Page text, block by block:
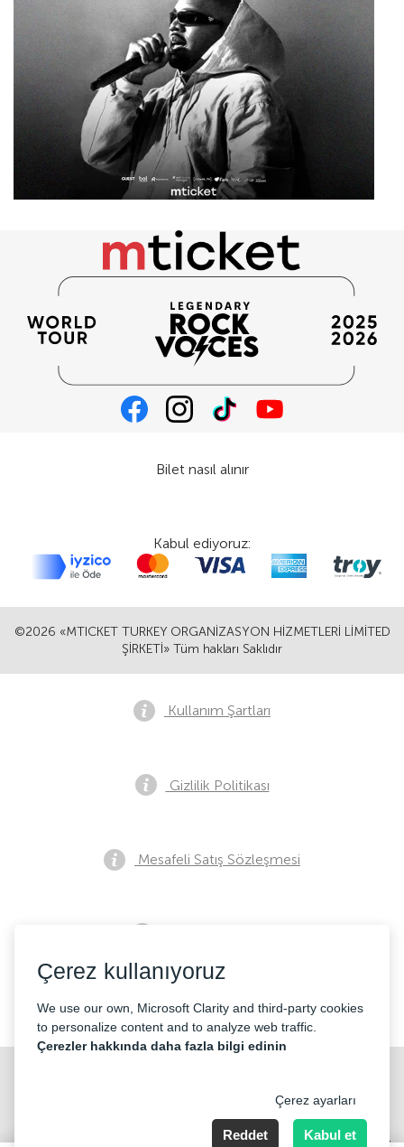
©2026 «MTICKET TURKEY ORGANİZASYON HİZMETLERİ LİMİTED
ŞİRKETİ» Tüm hakları Saklıdır
Bilet nasıl alınır
Kabul ediyoruz:
Kullanım Şartları
Gizlilik Politikası
Mesafeli Satış Sözleşmesi
İletişim
Çerez kullanıyoruz
We use our own, Microsoft Clarity and third-party cookies
to personalize content and to analyze web traffic.
Çerezler hakkında daha fazla bilgi edinin
Çerez ayarları
Reddet Kabul et